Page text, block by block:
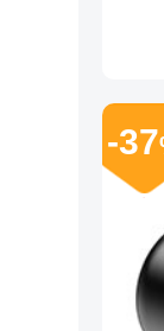
-37